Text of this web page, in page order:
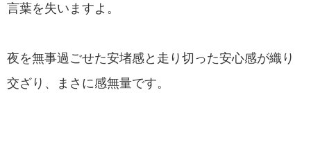
言葉を失いますよ。
夜を無事過ごせた安堵感と走り切った安心感が織り
交ざり、まさに感無量です。